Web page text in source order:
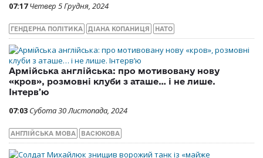
07:17 Четвер 5 Грудня, 2024
ГЕНДЕРНА ПОЛІТИКА ДІАНА КОПАНИЦЯ НАТО
Армійська англійська: про мотивовану нову
«кров», розмовні клуби з аташе… і не лише.
Інтервʼю
07:03 Субота 30 Листопада, 2024
АНГЛІЙСЬКА МОВА ВАСЮКОВА